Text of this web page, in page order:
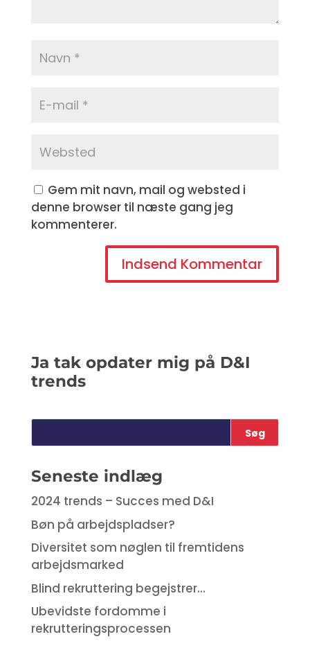
Gem mit navn, mail og websted i
denne browser til næste gang jeg
kommenterer.
Ja tak opdater mig på D&I
trends
Seneste indlæg
2024 trends – Succes med D&I
Bøn på arbejdspladser?
Diversitet som nøglen til fremtidens
arbejdsmarked
Blind rekruttering begejstrer…
Ubevidste fordomme i
rekrutteringsprocessen